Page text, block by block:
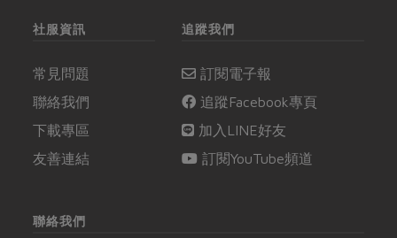
社服資訊
常見問題
聯絡我們
下載專區
友善連結
追蹤我們
訂閱電子報
追蹤Facebook專頁
加入LINE好友
訂閱YouTube頻道
聯絡我們